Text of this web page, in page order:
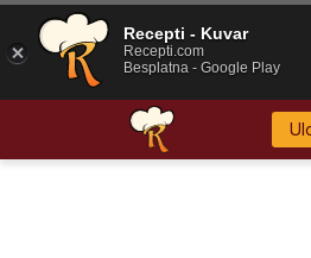
Recepti - Kuvar
Recepti.com
Besplatna - Google Play